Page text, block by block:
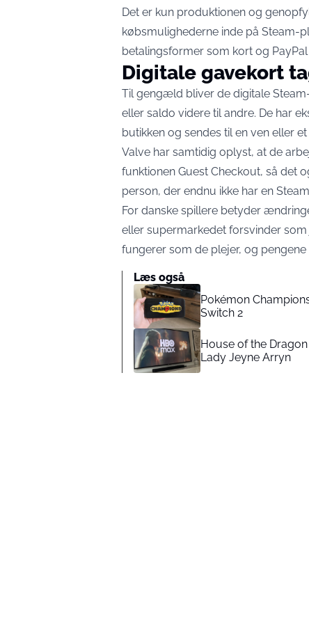
Det er kun produktionen og
købsmulighederne inde på Steam-
betalingsformer som kort og
Digitale gavekort
Til gengæld bliver de digitale
eller saldo videre til andre. De har
butikken og sendes til en ven eller
Valve har samtidig oplyst, at de
funktionen Guest Checkout, så det
person, der endnu ikke har en
For danske spillere betyder
eller supermarkedet forsvinder
fungerer som de plejer, og
Læs også
Pokémon
Switch 2
House of the
Lady Jeyne Arryn